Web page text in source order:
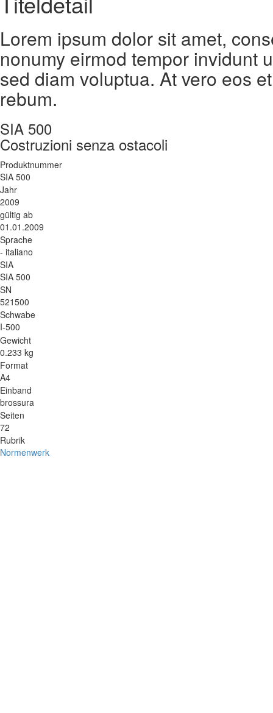
Lorem ipsum dolor sit amet,
nonumy eirmod tempor invidunt
sed diam voluptua. At vero eos
rebum.
SIA 500
Costruzioni senza ostacoli
Produktnummer
SIA 500
Jahr
2009
gültig ab
01.01.2009
Sprache
- italiano
SIA
SIA 500
SN
521500
Schwabe
I-500
Gewicht
0.233 kg
Format
A4
Einband
brossura
Seiten
72
Rubrik
Normenwerk